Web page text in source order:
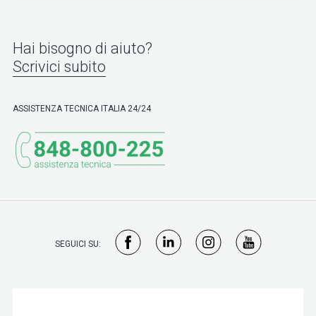
Hai bisogno di aiuto?
Scrivici subito
ASSISTENZA TECNICA ITALIA 24/24
SEGUICI SU: